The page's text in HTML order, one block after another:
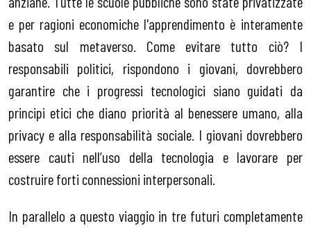
e per ragioni economiche l'apprendimento è interamente
basato sul metaverso. Come evitare tutto ciò? I
responsabili politici, rispondono i giovani, dovrebbero
garantire che i progressi tecnologici siano guidati da
principi etici che diano priorità al benessere umano, alla
privacy e alla responsabilità sociale. I giovani dovrebbero
essere cauti nell’uso della tecnologia e lavorare per
costruire forti connessioni interpersonali.
In parallelo a questo viaggio in tre futuri completamente